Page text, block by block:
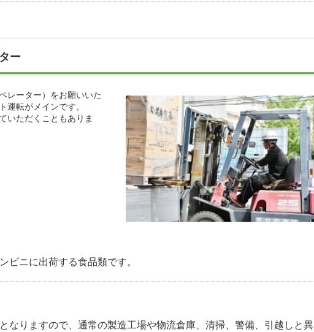
ー
レーター）をお願いいた
運転がメインです。
いただくこともありま
ビニに出荷する食品類です。
なりますので、通常の製造工場や物流倉庫、清掃、警備、引越しと異